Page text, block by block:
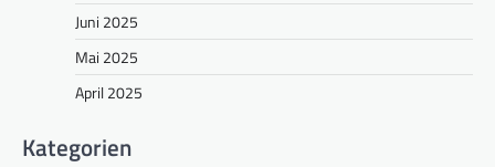
Juni 2025
Mai 2025
April 2025
Kategorien